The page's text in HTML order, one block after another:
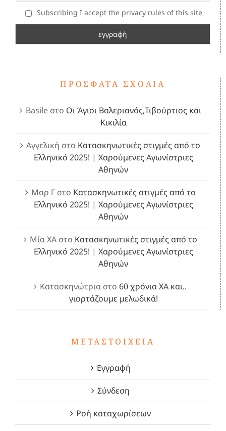
Subscribing I accept the privacy rules of this site
ΠΡΌΣΦΑΤΑ ΣΧΌΛΙΑ
Basileστο Οι Άγιοι Βαλεριανός,Τιβούρτιος και
Κικιλία
Αγγελική στο Κατασκηνωτικές στιγμές από το
Ελληνικό 2025! | Χαρούμενες Αγωνίστριες
Αθηνών
Μαρ Γστο Κατασκηνωτικές στιγμές από το
Ελληνικό 2025! | Χαρούμενες Αγωνίστριες
Αθηνών
Μία ΧΑστο Κατασκηνωτικές στιγμές από το
Ελληνικό 2025! | Χαρούμενες Αγωνίστριες
Αθηνών
Κατασκηνώτρια στο 60 χρόνια ΧΑ και..
γιορτάζουμε μελωδικά!
ΜΕΤΑΣΤΟΙΧΕΊΑ
Εγγραφή
Σύνδεση
Ροή καταχωρίσεων